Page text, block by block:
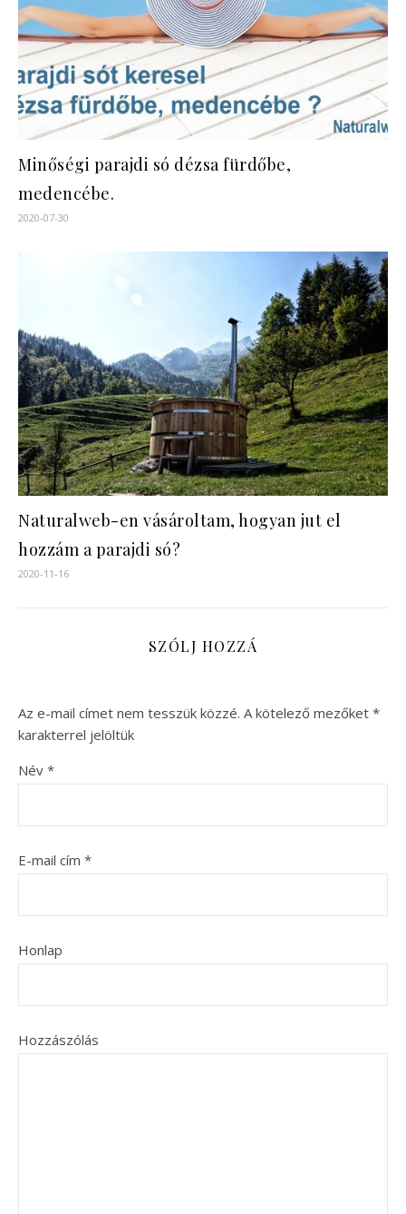
Minőségi parajdi só dézsa fürdőbe,
medencébe.
2020-07-30
Naturalweb-en vásároltam, hogyan jut el
hozzám a parajdi só?
2020-11-16
SZÓLJ HOZZÁ
Az e-mail címet nem tesszük közzé. A kötelező mezőket *
karakterrel jelöltük
Név *
E-mail cím *
Honlap
Hozzászólás